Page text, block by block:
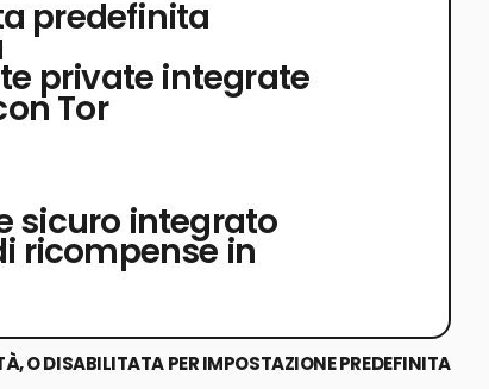
predefinita
private integrate
Tor
sicuro integrato
ricompense in
O DISABILITATA PER IMPOSTAZIONE PREDEFINITA